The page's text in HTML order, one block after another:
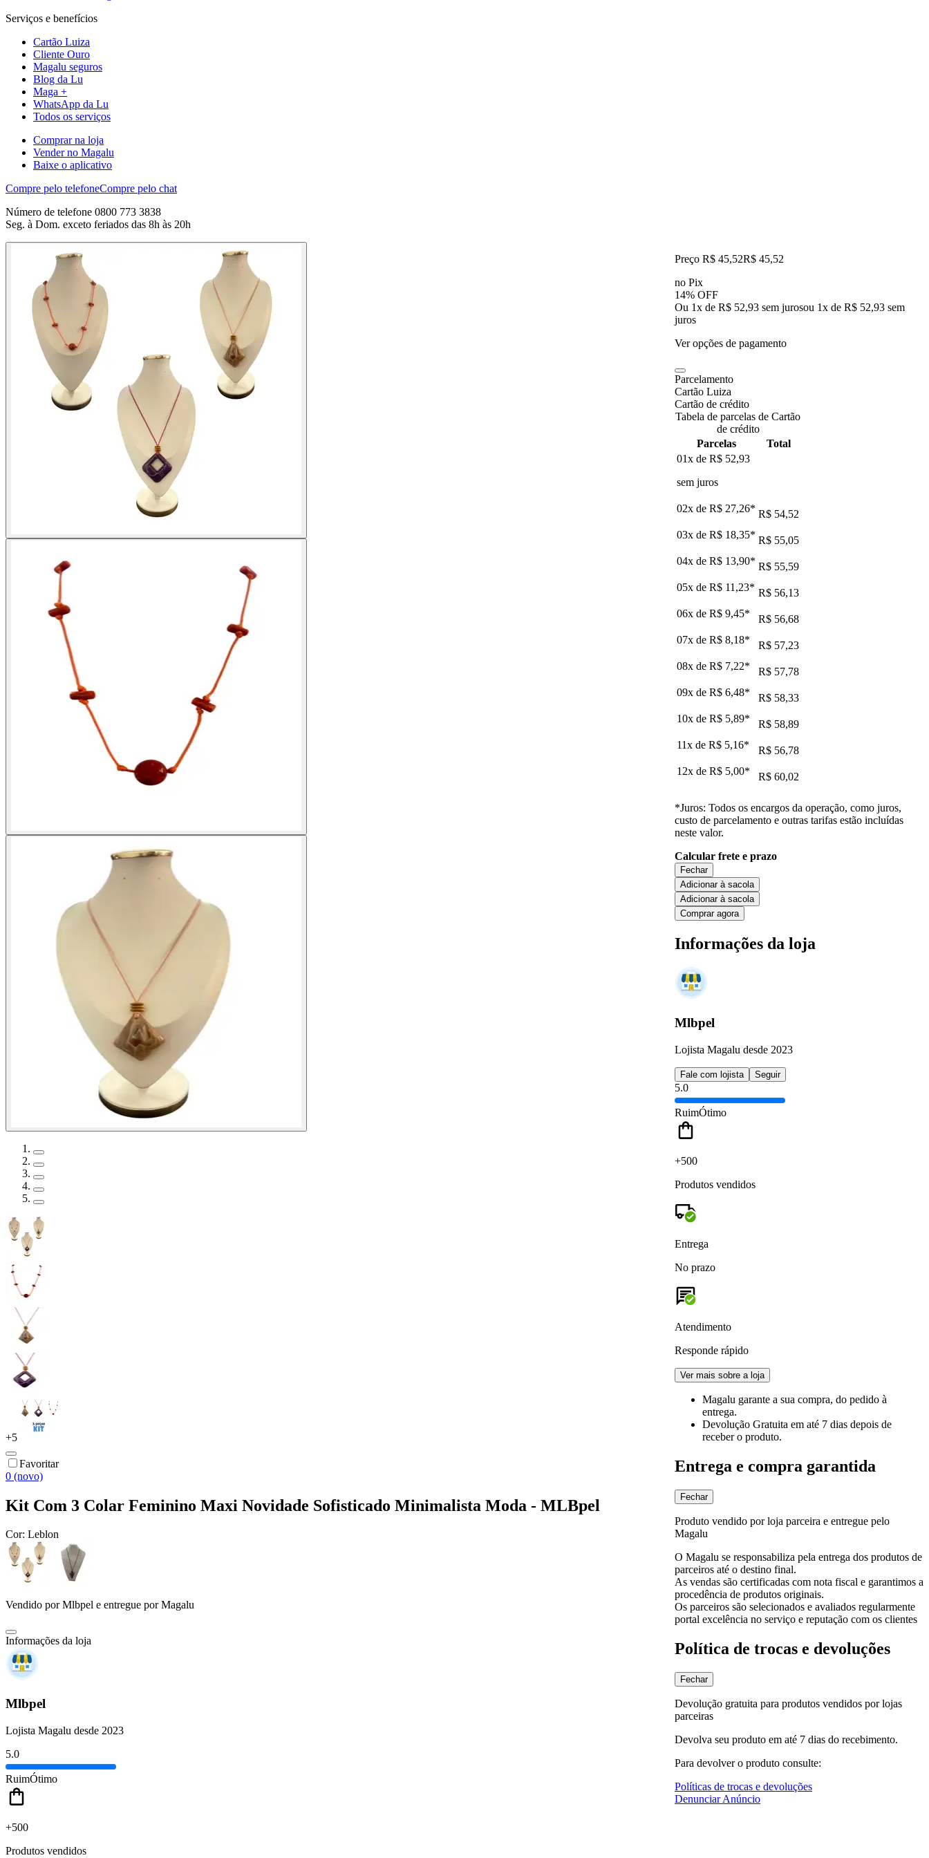
Serviços e benefícios
Cartão Luiza
Cliente Ouro
Magalu seguros
Blog da Lu
Maga +
WhatsApp da Lu
Todos os serviços
Comprar na loja
Vender no Magalu
Baixe o aplicativo
Compre pelo telefoneCompre pelo chat
Número de telefone 0800 773 3838
Seg. à Dom. exceto feriados das 8h às 20h
+5
Favoritar
0 (novo)
Kit Com 3 Colar Feminino Maxi Novidade Sofisticado Minimalista Moda - MLBpel
Cor: Leblon
Vendido porMlbpel e entregue por Magalu
Informações da loja
Mlbpel
Lojista Magalu desde 2023
5.0
RuimÓtimo
+500
Produtos vendidos
Preço R$ 45,52R$ 45,52
no Pix
14% OFF
Ou 1x de R$ 52,93 sem jurosou 1x de R$ 52,93 sem
juros
Ver opções de pagamento
Parcelamento
Cartão Luiza
Cartão de crédito
Tabela de parcelas de Cartão
de crédito
Parcelas
Total
01x de R$ 52,93
sem juros
02x de R$ 27,26* R$ 54,52
03x de R$ 18,35* R$ 55,05
04x de R$ 13,90* R$ 55,59
05x de R$ 11,23* R$ 56,13
06x de R$ 9,45*
R$ 56,68
07x de R$ 8,18*
R$ 57,23
08x de R$ 7,22*
R$ 57,78
09x de R$ 6,48*
R$ 58,33
10x de R$ 5,89*
R$ 58,89
11x de R$ 5,16*
R$ 56,78
12x de R$ 5,00* R$ 60,02
*Juros: Todos os encargos da operação, como juros,
custo de parcelamento e outras tarifas estão incluídas
neste valor.
Calcular frete e prazo
Fechar
Adicionar à sacola
Adicionar à sacola
Comprar agora
Informações da loja
Mlbpel
Lojista Magalu desde 2023
Fale com lojista Seguir
5.0
RuimÓtimo
+500
Produtos vendidos
Entrega
No prazo
Atendimento
Responde rápido
Ver mais sobre a loja
Magalu garante a sua compra, do pedido à
entrega.
Devolução Gratuita em até 7 dias depois de
receber o produto.
Entrega e compra garantida
Fechar
Produto vendido por loja parceira e entregue pelo
Magalu
O Magalu se responsabiliza pela entrega dos produtos de
parceiros até o destino final.
As vendas são certificadas com nota fiscal e garantimos a
procedência de produtos originais.
Os parceiros são selecionados e avaliados regularmente
portal excelência no serviço e reputação com os clientes
Política de trocas e devoluções
Fechar
Devolução gratuita para produtos vendidos por lojas
parceiras
Devolva seu produto em até 7 dias do recebimento.
Para devolver o produto consulte:
Políticas de trocas e devoluções
Denunciar Anúncio